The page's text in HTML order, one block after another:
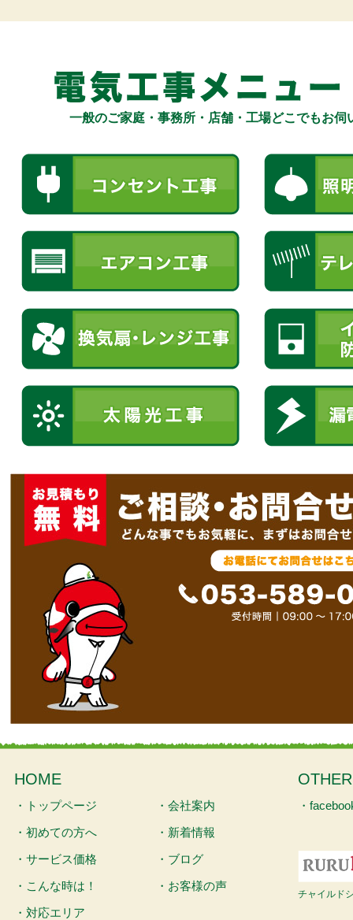
一般のご家庭・事務所・店舗・工場どこでもお伺
HOME
・
トップページ
・ 初めての方へ
・ サービス価格
・ こんな時は！
・ 対応エリア
・ 会社案内
・ 新着情報
・ ブログ
・ お客様の声
OTHER
・
チャイルド